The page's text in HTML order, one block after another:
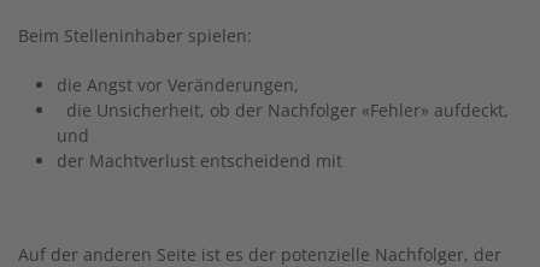
Beim Stelleninhaber spielen:
die Angst vor Veränderungen,
die Unsicherheit, ob der Nachfolger «Fehler» aufdeckt,
und
der Machtverlust entscheidend mit
Auf der anderen Seite ist es der potenzielle Nachfolger, der